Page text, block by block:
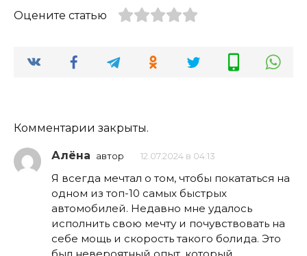
Оцените статью
Комментарии закрыты.
Алёна автор 12.07.2024 в 04:13
Я всегда мечтал о том, чтобы покататься на
одном из топ-10 самых быстрых
автомобилей. Недавно мне удалось
исполнить свою мечту и почувствовать на
себе мощь и скорость такого болида. Это